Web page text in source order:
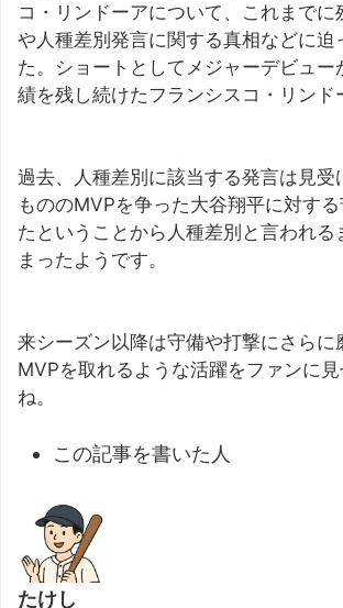
コ・リンドーアについて、これまでに
や人種差別発言に関する真相などに迫
た。ショートとしてメジャーデビュー
績を残し続けたフランシスコ・リンド
過去、人種差別に該当する発言は見受
もののMVPを争った大谷翔平に対す
たということから人種差別と言われる
まったようです。
来シーズン以降は守備や打撃にさらに
MVPを取れるような活躍をファンに
ね。
この記事を書いた人
たけし